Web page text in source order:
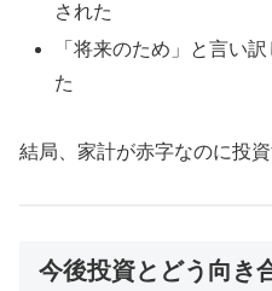
された
「将来のため」と言い
た
結局、家計が赤字なのに投
今後投資とどう向き